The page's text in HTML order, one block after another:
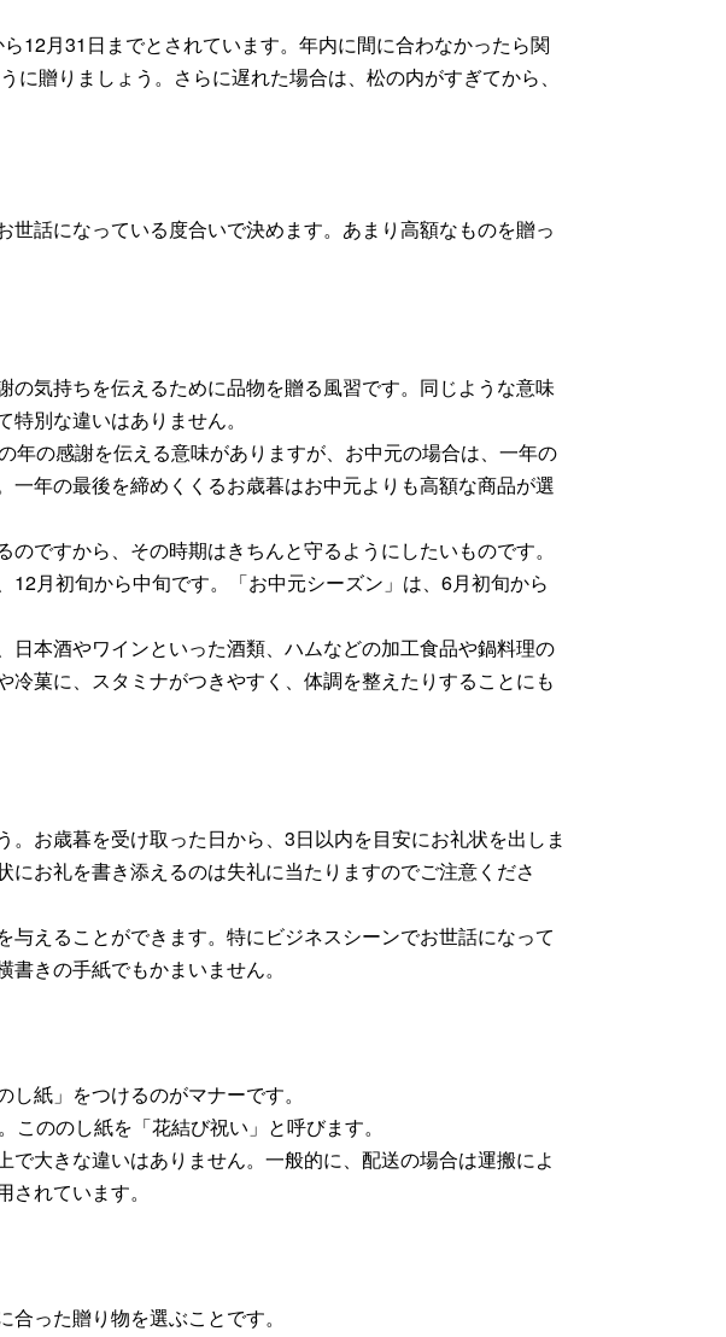
12月31日までとされています。年内に間に合わなかったら関
贈りましょう。さらに遅れた場合は、松の内がすぎてから、
話になっている度合いで決めます。あまり高額なものを贈っ
気持ちを伝えるために品物を贈る風習です。同じような意味
別な違いはありません。
の感謝を伝える意味がありますが、お中元の場合は、一年の
年の最後を締めくくるお歳暮はお中元よりも高額な商品が選
ですから、その時期はきちんと守るようにしたいものです。
月初旬から中旬です。「お中元シーズン」は、6月初旬から
本酒やワインといった酒類、ハムなどの加工食品や鍋料理の
菓に、スタミナがつきやすく、体調を整えたりすることにも
お歳暮を受け取った日から、3日以内を目安にお礼状を出しま
お礼を書き添えるのは失礼に当たりますのでご注意くださ
えることができます。特にビジネスシーンでお世話になって
きの手紙でもかまいません。
紙」をつけるのがマナーです。
ののし紙を「花結び祝い」と呼びます。
大きな違いはありません。一般的に、配送の場合は運搬によ
れています。
った贈り物を選ぶことです。